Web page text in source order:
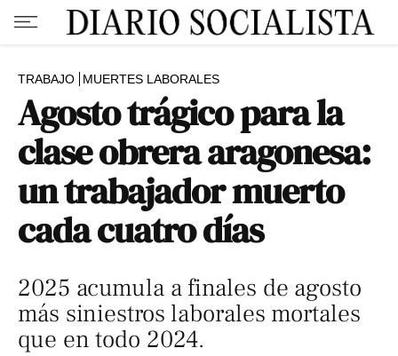
TRABAJO MUERTES LABORALES
Agosto trágico para la
clase obrera aragonesa:
un trabajador muerto
cada cuatro días
2025 acumula a finales de agosto
más siniestros laborales mortales
que en todo 2024.